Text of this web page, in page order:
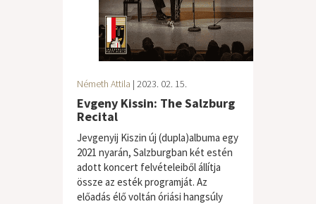
Németh Attila | 2023. 02. 15.
Evgeny Kissin: The Salzburg
Recital
Jevgenyij Kiszin új (dupla)albuma egy
2021 nyarán, Salzburgban két estén
adott koncert felvételeiből állítja
össze az esték programját. Az
előadás élő voltán óriási hangsúly